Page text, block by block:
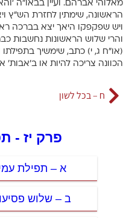
מאלוהי אברהם. ועיין בבאו”ה
הראשונה, שימתין לחזרת הש”ץ
ויש שפקפקו היאך יצא בברכה
והרי שלוש הראשונות נחשבות
(או”ח ג, י) כתב, שימשיך בתפילתו
הכוונה צריכה להיות או ב’אבות’
ח – בכל לשון
פרק יז -
א – תפילת
ב – שלוש